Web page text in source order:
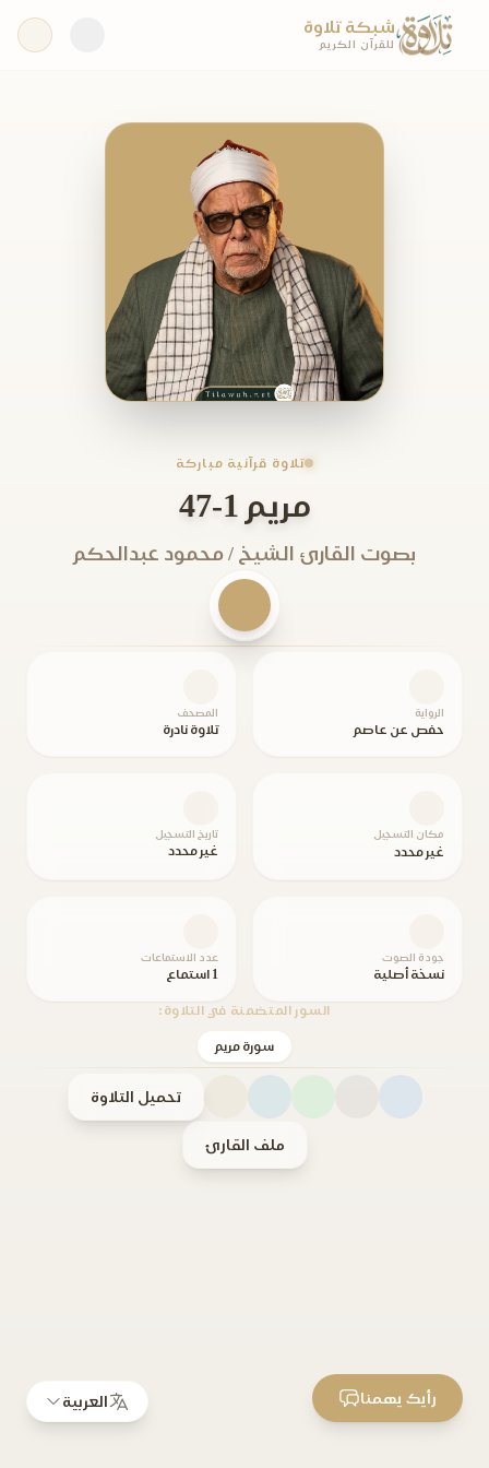
شبكة تلاوة
للقرآن الكريم
تلاوة قرآنية مباركة
مريم 1-47
بصوت القارئ الشيخ / محمود عبدالحكم
الرواية
حفص عن عاصم
المصحف
تلاوة نادرة
مكان التسجيل
غير محدد
تاريخ التسجيل
غير محدد
جودة الصوت
نسخة أصلية
عدد الاستماعات
1 استماع
السور المتضمنة في التلاوة:
سورة مريم
تحميل التلاوة
ملف القارئ
العربية رأيك يهمنا